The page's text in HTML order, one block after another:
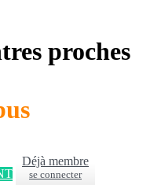
proches
Déjà membre
se connecter